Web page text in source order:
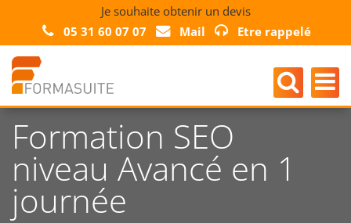
Je souhaite obtenir un devis
05 31 60 07 07
Mail Etre rappelé
Formation SEO
niveau Avancé en 1
journée